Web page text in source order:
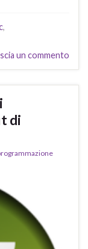
,
un commento
di